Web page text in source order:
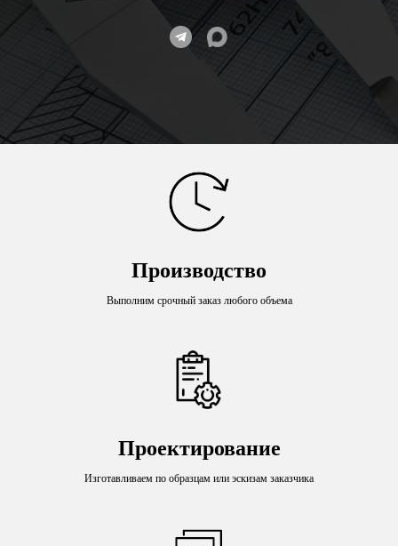
Производство
Выполним срочный заказ любого объема
Проектирование
Изготавливаем по образцам или эскизам заказчика